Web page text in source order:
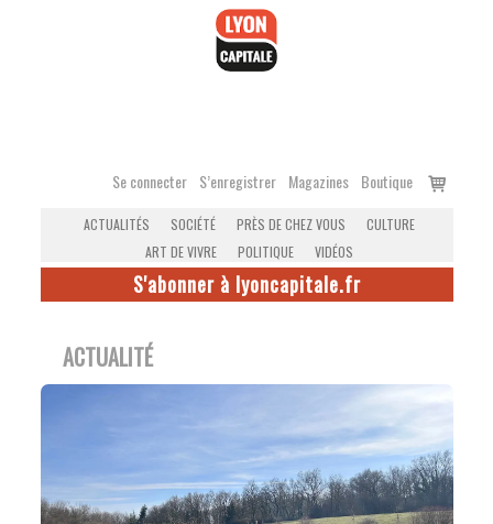
Se connecter S’enregistrer Magazines Boutique
Voir
ACTUALITÉS SOCIÉTÉ PRÈS DE CHEZ VOUS
CULTURE
ART DE VIVRE
POLITIQUE VIDÉOS
S'abonner à lyoncapitale.fr
ACTUALITÉ